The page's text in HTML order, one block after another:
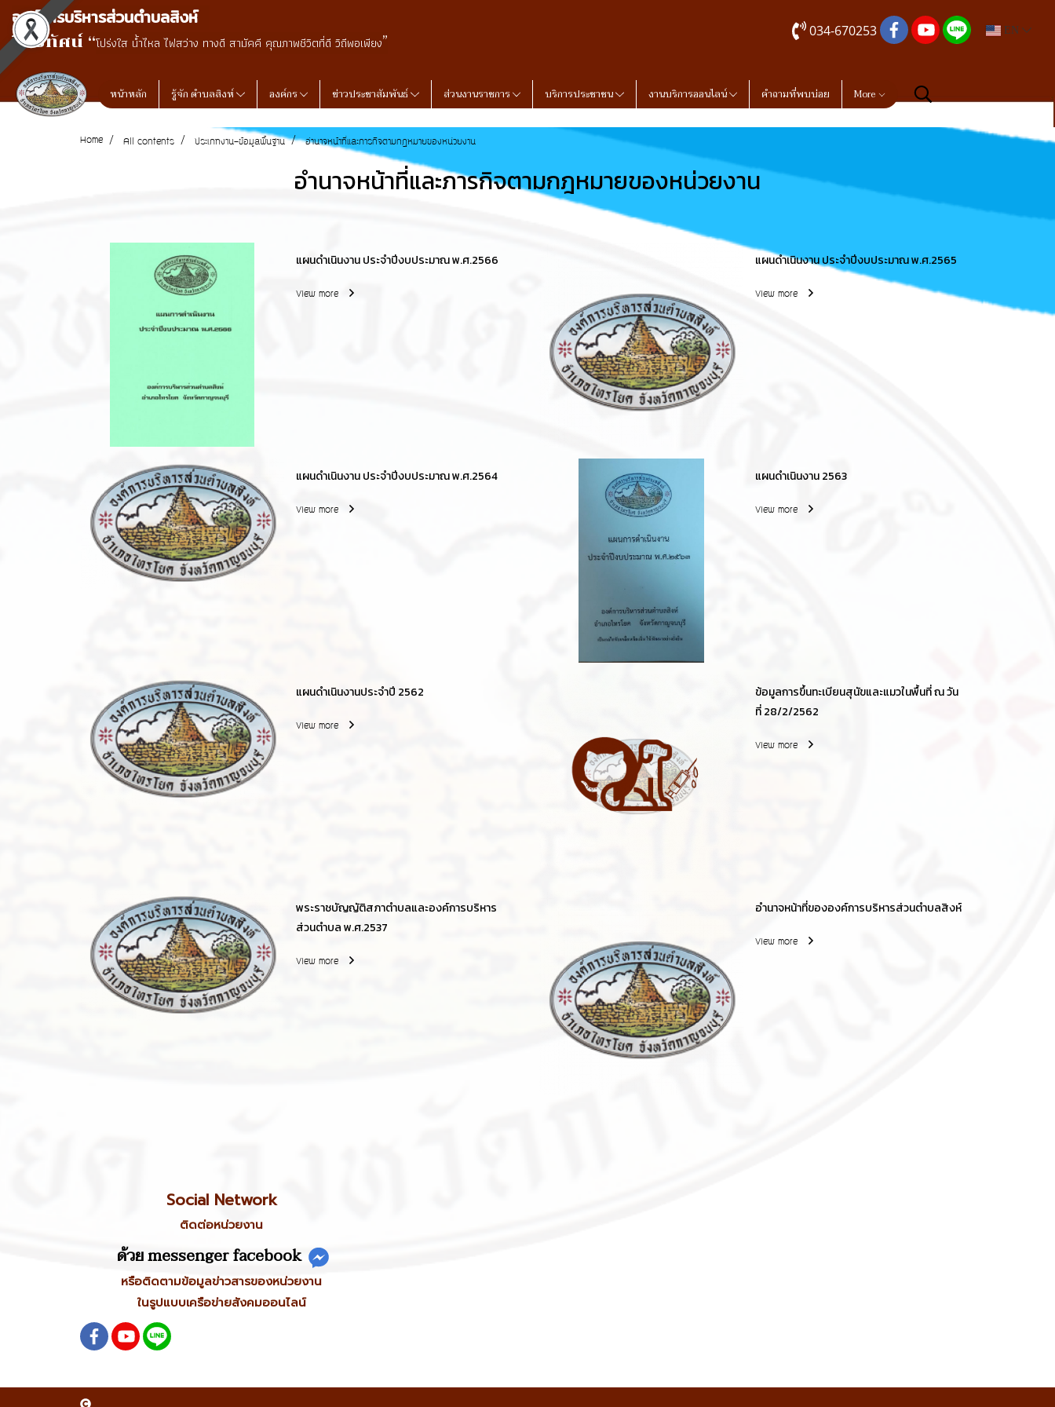
องค์การบริหารส่วนตำบลสิงห์
วิสัยทัศน์ “โปร่งใส น้ำไหล ไฟสว่าง ทางดี สามัคคี คุณภาพชีวิตที่ดี วิถีพอเพียง” 034-670253 EN
หน้าหลัก รู้จัก ตำบลสิงห์ องค์กร ข่าวประชาสัมพันธ์ ส่วนงานราชการ บริการประชาชน งานบริการออนไลน์ คำถามที่พบบ่อย More
Home All contents ประเภทงาน-ข้อมูลพื้นฐาน อำนาจหน้าที่และภารกิจตามกฎหมายของหน่วยงาน
อำนาจหน้าที่และภารกิจตามกฎหมายของหน่วยงาน
แผนดำเนินงาน ประจำปีงบประมาณ พ.ศ.2566
View more
แผนดำเนินงาน ประจำปีงบประมาณ พ.ศ.2565
View more
แผนดำเนินงาน ประจำปีงบประมาณ พ.ศ.2564
View more
แผนดำเนินงาน 2563
View more
แผนดำเนินงานประจำปี 2562
View more
ข้อมูลการขึ้นทะเบียนสุนัขและแมวในพื้นที่ ณ วัน
ที่ 28/2/2562
View more
พระราชบัญญัติสภาตำบลและองค์การบริหาร
ส่วนตำบล พ.ศ.2537
View more
อำนาจหน้าที่ขององค์การบริหารส่วนตำบลสิงห์
View more
Social Network
ติดต่อหน่วยงาน
ด้วย messenger facebook
หรือติดตามข้อมูลข่าวสารของหน่วยงาน
ในรูปแบบเครือข่ายสังคมออนไลน์